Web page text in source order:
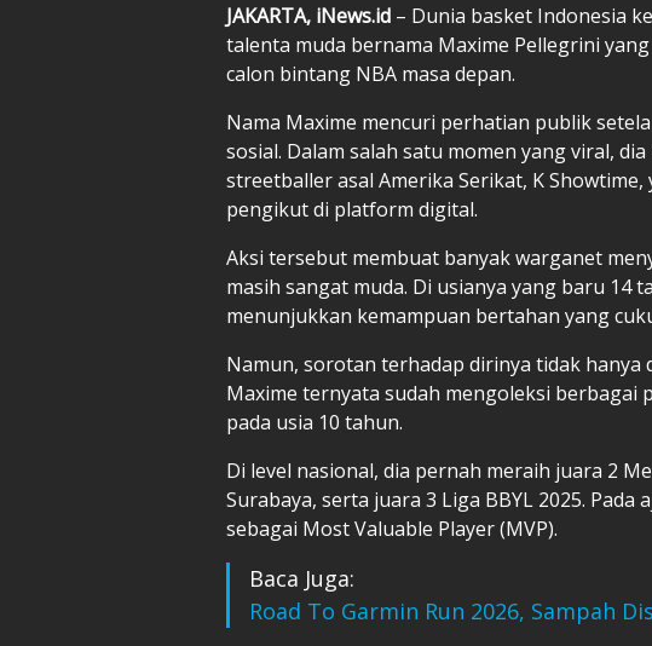
JAKARTA, iNews.id – Dunia basket Indonesia
talenta muda bernama Maxime Pellegrini
calon bintang NBA masa depan.
Nama Maxime mencuri perhatian publik
sosial. Dalam salah satu momen yang viral,
streetballer asal Amerika Serikat, K
pengikut di platform digital.
Aksi tersebut membuat banyak warganet
masih sangat muda. Di usianya yang baru 14
menunjukkan kemampuan bertahan yang
Namun, sorotan terhadap dirinya tidak hanya
Maxime ternyata sudah mengoleksi berbagai
pada usia 10 tahun.
Di level nasional, dia pernah meraih juara 2
Surabaya, serta juara 3 Liga BBYL 2025.
sebagai Most Valuable Player (MVP).
Baca Juga:
Road To Garmin Run 2026, Sampah